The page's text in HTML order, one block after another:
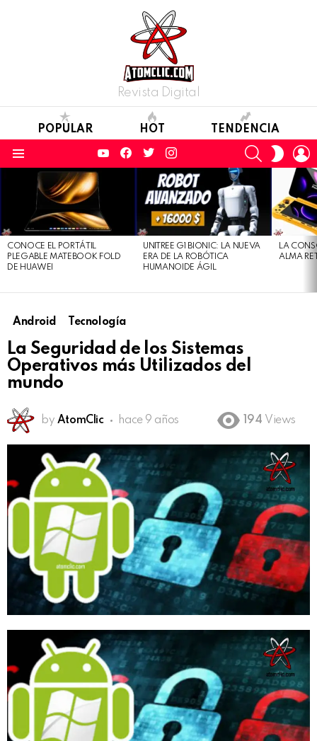
Revista Digital
POPULAR HOT TENDENCIA
YouTubeFacebook
TwitterInstagram SEARCH
SKIN
STORIES
CONOCE EL PORTÁTIL
PLEGABLE MATEBOOK FOLD
DE HUAWEI
UNITREE G1 BIONIC: LA NUEVA
ERA DE LA ROBÓTICA
HUMANOIDE ÁGIL
LA
ALMA
Android Tecnología
La Seguridad de los Sistemas
Operativos más Utilizados del
mundo
by AtomClic hace 9 años 194 Views